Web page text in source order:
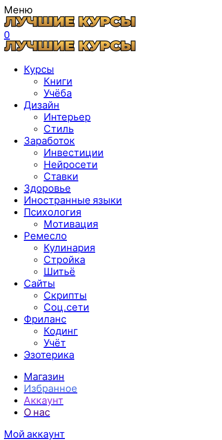
Меню
0
Курсы
Книги
Учёба
Дизайн
Интерьер
Стиль
Заработок
Инвестиции
Нейросети
Ставки
Здоровье
Иностранные языки
Психология
Мотивация
Ремесло
Кулинария
Стройка
Шитьё
Сайты
Скрипты
Соц.сети
Фриланс
Кодинг
Учёт
Эзотерика
Магазин
Избранное
Аккаунт
О нас
Мой аккаунт